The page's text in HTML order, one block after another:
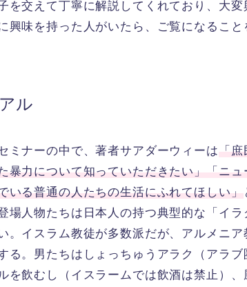
を交えて丁寧に解説してくれており、大
興味を持った人がいたら、ご覧になること
ル
ミナーの中で、著者サアダーウィーは 「
暴力について知っていただきたい」「ニ
いる普通の人たちの生活にふれてほしい」
場人物たちは日本人の持つ典型的な「イ
。イスラム教徒が多数派だが、アルメニ
る。男たちはしょっちゅうアラク（アラ
を飲むし（イスラームでは飲酒は禁止）